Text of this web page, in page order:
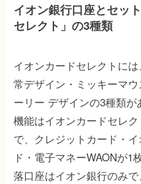
イオン銀行口座とセッ
セレクト」の3種類
イオンカードセレクトに
常デザイン・ミッキーマ
ーリー デザインの3種類
機能はイオンカードセレ
で、クレジットカード・
ド・電子マネーWAONが1
落口座はイオン銀行のみ